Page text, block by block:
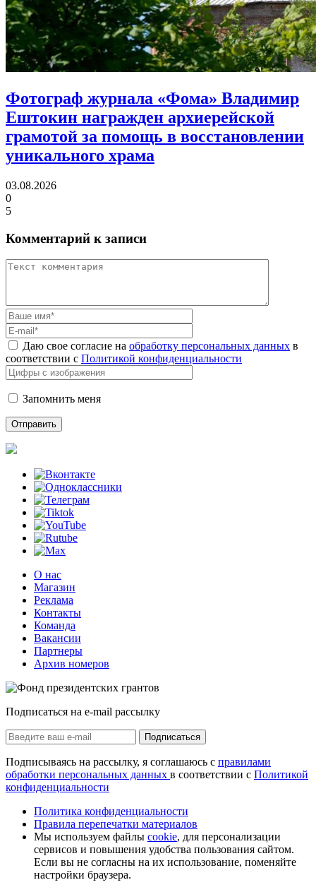
Фотограф журнала «Фома» Владимир
Ештокин награжден архиерейской
грамотой за помощь в восстановлении
уникального храма
03.08.2026
0
5
Комментарий к записи
Даю свое согласие на обработку персональных данных в
соответствии с Политикой конфиденциальности
Запомнить меня
О нас
Магазин
Реклама
Контакты
Команда
Вакансии
Партнеры
Архив номеров
Подписаться на e-mail рассылку
Подписаться
Подписываясь на рассылку, я соглашаюсь с правилами
обработки персональных данных в соответствии с Политикой
конфиденциальности
Политика конфиденциальности
Правила перепечатки материалов
Мы используем файлы cookie, для персонализации
сервисов и повышения удобства пользования сайтом.
Если вы не согласны на их использование, поменяйте
настройки браузера.